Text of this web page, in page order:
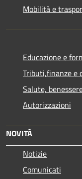
Mobilità e
Educazione e
Tributi,finanze e
Salute,
Autorizzazioni
NOVITÀ
Notizie
Comunicati